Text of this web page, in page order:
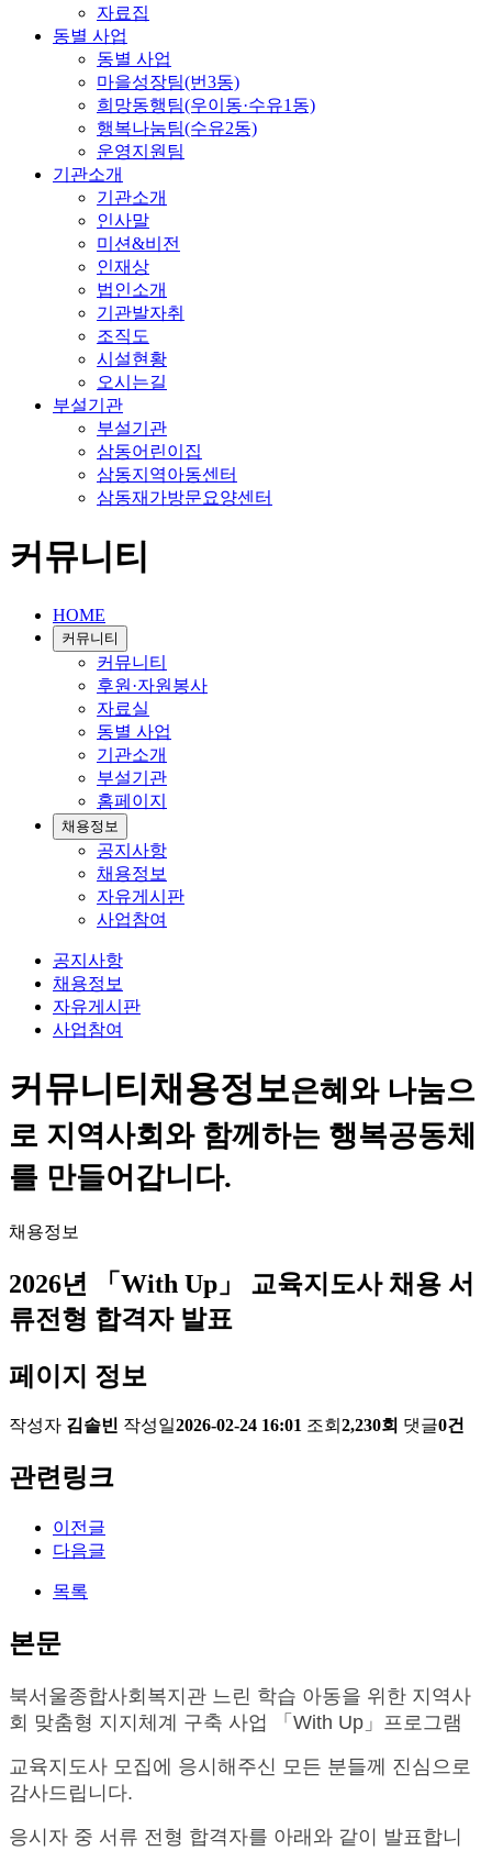
자료집
동별 사업
동별 사업
마을성장팀(번3동)
희망동행팀(우이동·수유1동)
행복나눔팀(수유2동)
운영지원팀
기관소개
기관소개
인사말
미션&비전
인재상
법인소개
기관발자취
조직도
시설현황
오시는길
부설기관
부설기관
삼동어린이집
삼동지역아동센터
삼동재가방문요양센터
커뮤니티
HOME
커뮤니티
커뮤니티
후원·자원봉사
자료실
동별 사업
기관소개
부설기관
홈페이지
채용정보
공지사항
채용정보
자유게시판
사업참여
공지사항
채용정보
자유게시판
사업참여
커뮤니티채용정보은혜와 나눔으
로 지역사회와 함께하는 행복공동체
를 만들어갑니다.
채용정보
2026년 「With Up」 교육지도사 채용 서
류전형 합격자 발표
페이지 정보
작성자 김솔빈 작성일2026-02-24 16:01 조회 2,230회 댓글0건
관련링크
이전글
다음글
목록
본문
북서울종합사회복지관 느린 학습 아동을 위한 지역사
회 맞춤형 지지체계 구축 사업
「 With Up 」프로그램
교육지도사 모집에 응시해주신 모든 분들께 진심으로
감사드립니다.
응시자 중 서류 전형 합격자를 아래와 같이 발표합니